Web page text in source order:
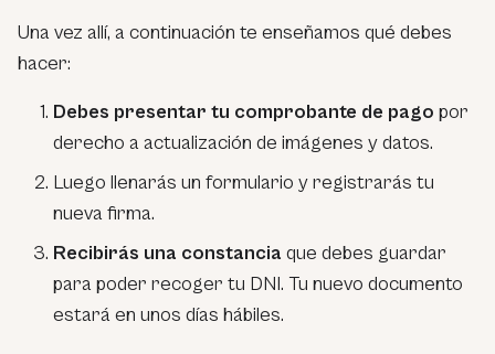
Una vez allí, a continuación te enseñamos qué debes
hacer:
Debes presentar tu comprobante de pago por
derecho a actualización de imágenes y datos.
Luego llenarás un formulario y registrarás tu
nueva firma.
Recibirás una constancia que debes guardar
para poder recoger tu DNI. Tu nuevo documento
estará en unos días hábiles.